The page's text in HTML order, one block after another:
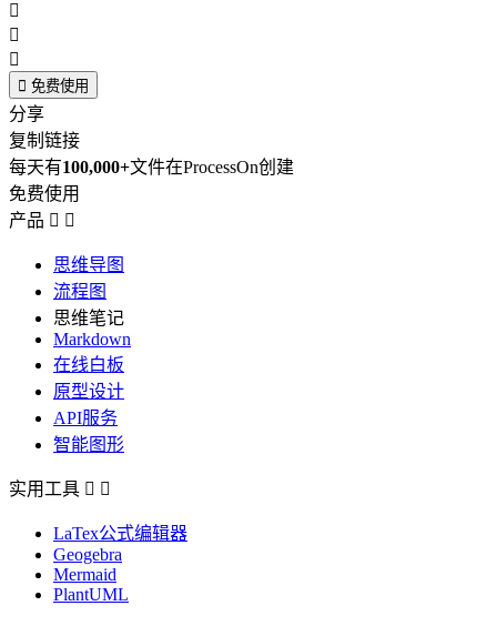



 免费使用
分享
复制链接
每天有100,000+文件在ProcessOn创建
免费使用
产品  
思维导图
流程图
思维笔记
Markdown
在线白板
原型设计
API服务
智能图形
实用工具  
LaTex公式编辑器
Geogebra
Mermaid
PlantUML